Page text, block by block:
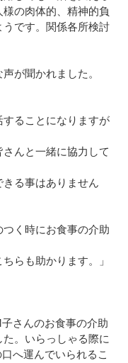
の肉体的、精神的負
です。関係各所検討
が聞かれました。
ることになりますが
んと一緒に協力して
る事はありません
く時にお食事の介助
らも助かります。」
さんのお食事の介助
。いらっしゃる際に
へ運んでいられるこ